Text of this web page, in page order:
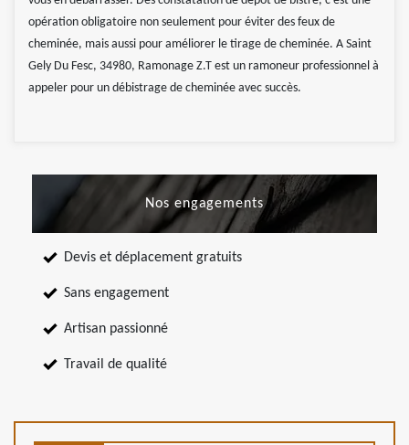
opération obligatoire non seulement pour éviter des feux de
cheminée, mais aussi pour améliorer le tirage de cheminée. A Saint
Gely Du Fesc, 34980, Ramonage Z.T est un ramoneur professionnel à
appeler pour un débistrage de cheminée avec succès.
Nos engagements
Devis et déplacement gratuits
Sans engagement
Artisan passionné
Travail de qualité